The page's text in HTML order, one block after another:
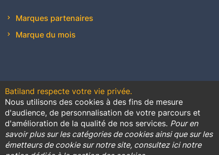
Marques partenaires
Marque du mois
Contact Conditions générales de vente
Promotions
Règlement général sur la protection des données
Batiland respecte votre vie privée.
Nous utilisons des cookies à des fins de mesure
d'audience, de personnalisation de votre parcours et
d'amélioration de la qualité de nos services. Pour en
savoir plus sur les catégories de cookies ainsi que sur les
émetteurs de cookie sur notre site, consultez ici notre